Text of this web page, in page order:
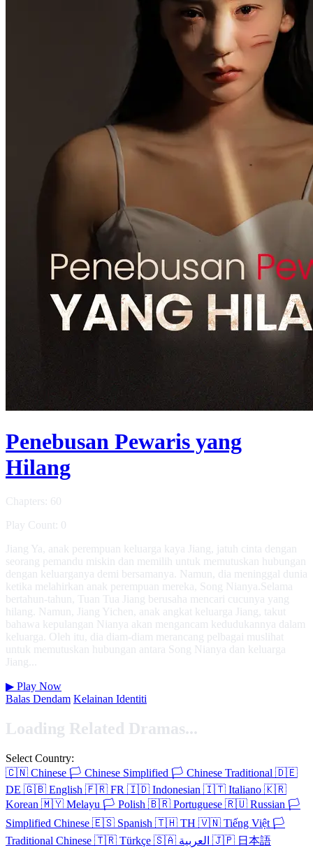
Penebusan Pewaris yang
Hilang
Chapters: 60
Play Count: 0
Jiang Ya, anak perempuan keluarga kaya Jiang, jatuh cinta dengan
seorang pemandu miskin dan memilih untuk memutuskan hubungan
dengan keluarganya demi bersamanya. Namun, dia meninggal dunia
ketika melahirkan anak perempuan mereka, Song Nianya.Selama
bertahun-tahun, Tuan Tua Jiang berusaha mencari cucunya yang
hilang. Namun, Jiang Yichen, anak angkat keluarga Jiang, takut
bahawa kepulangan Nianya akan mengancam kedudukannya dalam
keluarga. Oleh itu, dia diam-diam merancang pelbagai muslihat
untuk memutuskan hubungan antara Song Nianya dan keluarga
Jiang...
▶ Play Now
Balas Dendam Kelainan Identiti
Loading Related Dramas...
Select Country:
🇨🇳 Chinese 🏳️ Chinese Simplified 🏳️ Chinese Traditional 🇩🇪
DE 🇬🇧 English 🇫🇷 FR 🇮🇩 Indonesian 🇮🇹 Italiano 🇰🇷
Korean 🇲🇾 Melayu 🏳️ Polish 🇧🇷 Portuguese 🇷🇺 Russian 🏳️
Simplified Chinese 🇪🇸 Spanish 🇹🇭 TH 🇻🇳 Tiếng Việt 🏳️
Traditional Chinese 🇹🇷 Türkçe 🇸🇦 🇯🇵 日本語